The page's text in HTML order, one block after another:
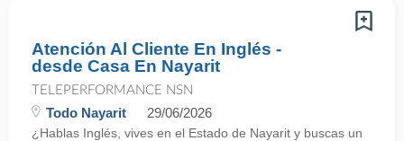
Atención Al Cliente En Inglés -
desde Casa En Nayarit
TELEPERFORMANCE NSN
Todo Nayarit 29/06/2026
¿Hablas Inglés, vives en el Estado de Nayarit y buscas un